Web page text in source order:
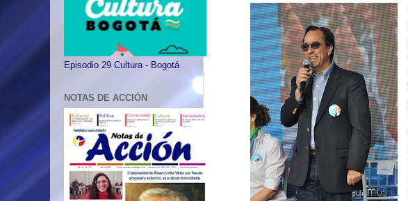
Episodio 29 Cultura - Bogotá
NOTAS DE ACCIÓN